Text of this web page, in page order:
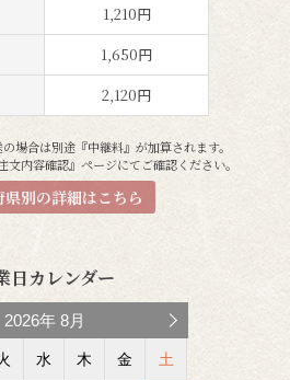
1,210円
1,650円
2,120円
場合は別途『中継料』が加算されます。
文内容確認』ページにてご確認ください。
県別の詳細はこちら
日カレンダー
2026年 8月
水 木 金 土